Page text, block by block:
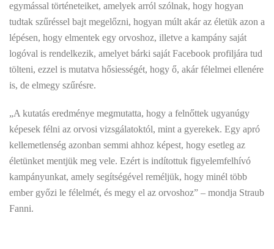
egymással történeteiket, amelyek arról szólnak, hogy hogyan
tudtak szűréssel bajt megelőzni, hogyan múlt akár az életük azon a
lépésen, hogy elmentek egy orvoshoz, illetve a kampány saját
logóval is rendelkezik, amelyet bárki saját Facebook profiljára tud
tölteni, ezzel is mutatva hősiességét, hogy ő, akár félelmei ellenére
is, de elmegy szűrésre.
„A kutatás eredménye megmutatta, hogy a felnőttek ugyanúgy
képesek félni az orvosi vizsgálatoktól, mint a gyerekek. Egy apró
kellemetlenség azonban semmi ahhoz képest, hogy esetleg az
életünket mentjük meg vele. Ezért is indítottuk figyelemfelhívó
kampányunkat, amely segítségével reméljük, hogy minél több
ember győzi le félelmét, és megy el az orvoshoz” – mondja Straub
Fanni.